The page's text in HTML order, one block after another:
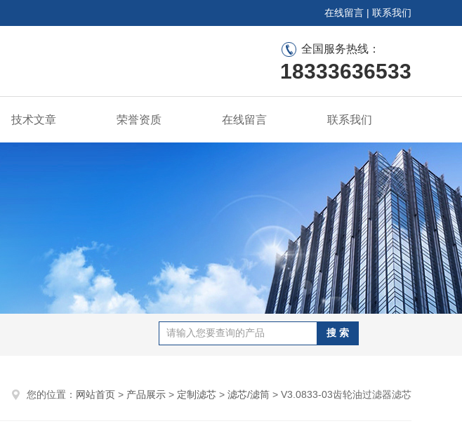
在线留言 | 联系我们
全国服务热线：
18333636533
技术文章 荣誉资质 在线留言 联系我们
您的位置： 网站首页 > 产品展示 > 定制滤芯 > 滤芯/滤筒 > V3.0833-03齿轮油过滤器滤芯